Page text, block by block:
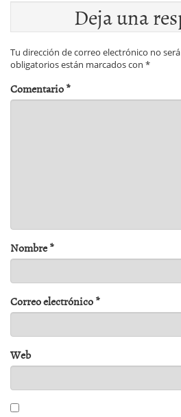
Deja una
Tu dirección de correo electrónico no
obligatorios están marcados con *
Comentario*
Nombre*
Correo electrónico*
Web